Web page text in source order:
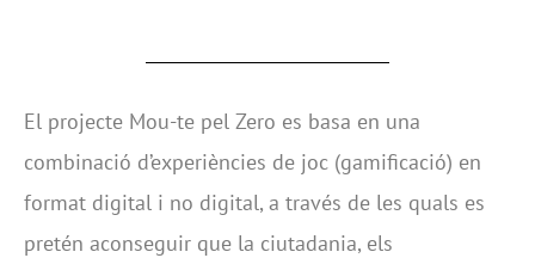
El projecte Mou-te pel Zero es basa en una
combinació d’experiències de joc (gamificació) en
format digital i no digital, a través de les quals es
pretén aconseguir que la ciutadania, els